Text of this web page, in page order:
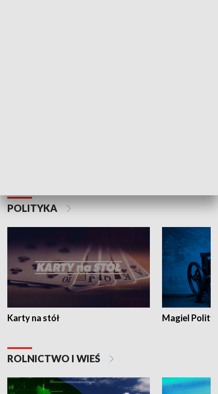
POLITYKA
Karty na stół Magiel
ROLNICTWO I WIEŚ